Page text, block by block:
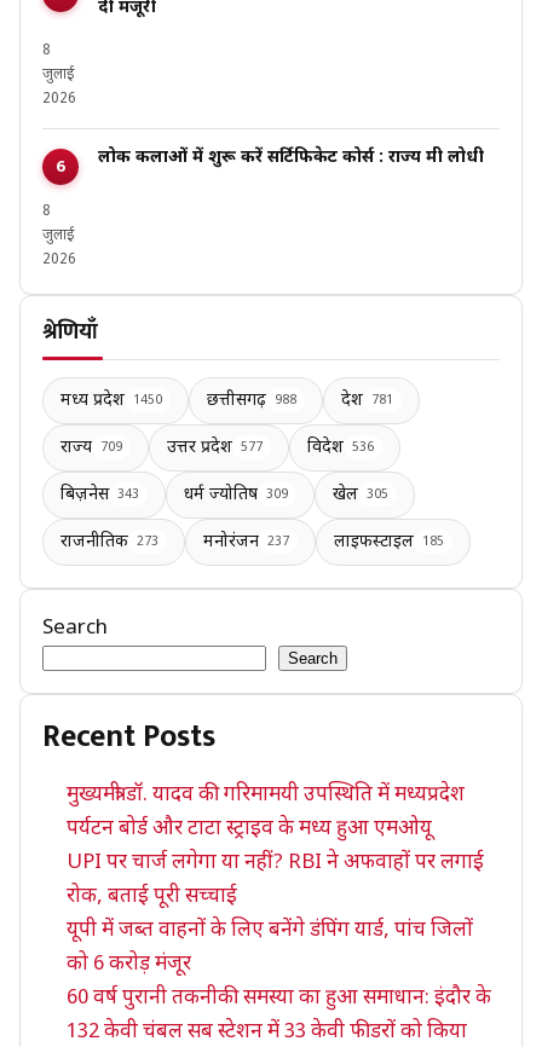
दी मंजूरी
8
जुलाई
2026
लोक कलाओं में शुरू करें सर्टिफिकेट कोर्स : राज्य मंत्री लोधी
8
जुलाई
2026
श्रेणियाँ
मध्य प्रदेश 1450 छत्तीसगढ़ 988 देश 781
राज्य 709 उत्तर प्रदेश 577 विदेश 536
बिज़नेस 343 धर्म ज्योतिष 309 खेल 305
राजनीतिक 273 मनोरंजन 237 लाइफस्टाइल 185
Search
Search
Recent Posts
मुख्यमंत्री डॉ. यादव की गरिमामयी उपस्थिति में मध्यप्रदेश
पर्यटन बोर्ड और टाटा स्ट्राइव के मध्य हुआ एमओयू
UPI पर चार्ज लगेगा या नहीं? RBI ने अफवाहों पर लगाई
रोक, बताई पूरी सच्चाई
यूपी में जब्त वाहनों के लिए बनेंगे डंपिंग यार्ड, पांच जिलों
को 6 करोड़ मंजूर
60 वर्ष पुरानी तकनीकी समस्या का हुआ समाधान: इंदौर के
132 केवी चंबल सब स्टेशन में 33 केवी फीडरों को किया